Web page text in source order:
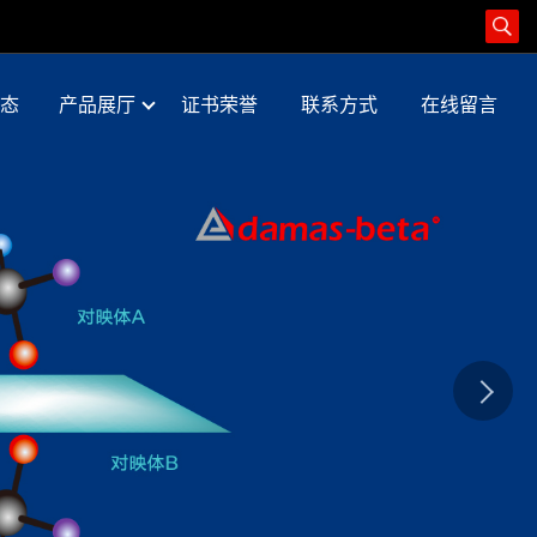
产品展厅 证书荣誉 联系方式 在线留言